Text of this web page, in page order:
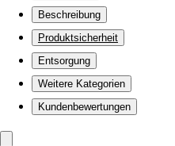
Beschreibung
Produktsicherheit
Entsorgung
Weitere Kategorien
Kundenbewertungen